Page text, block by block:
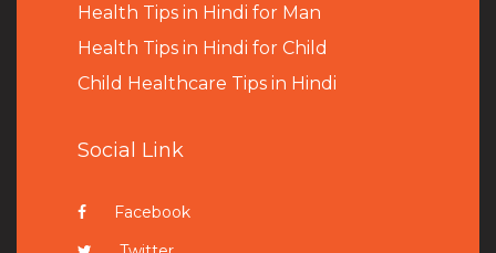
Health Tips in Hindi for Man
Health Tips in Hindi for Child
Child Healthcare Tips in Hindi
Social Link
Facebook